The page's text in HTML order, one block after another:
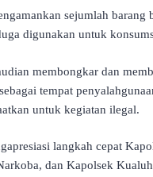
sejumlah barang
digunakan untuk
membongkar dan
tempat
untuk kegiatan ilegal.
langkah cepat
dan Kapolsek